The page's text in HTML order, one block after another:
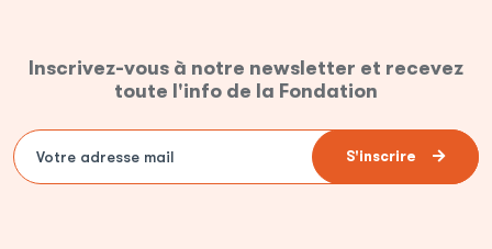
Inscrivez-vous à notre newsletter et recevez
toute l'info de la Fondation
S'inscrire